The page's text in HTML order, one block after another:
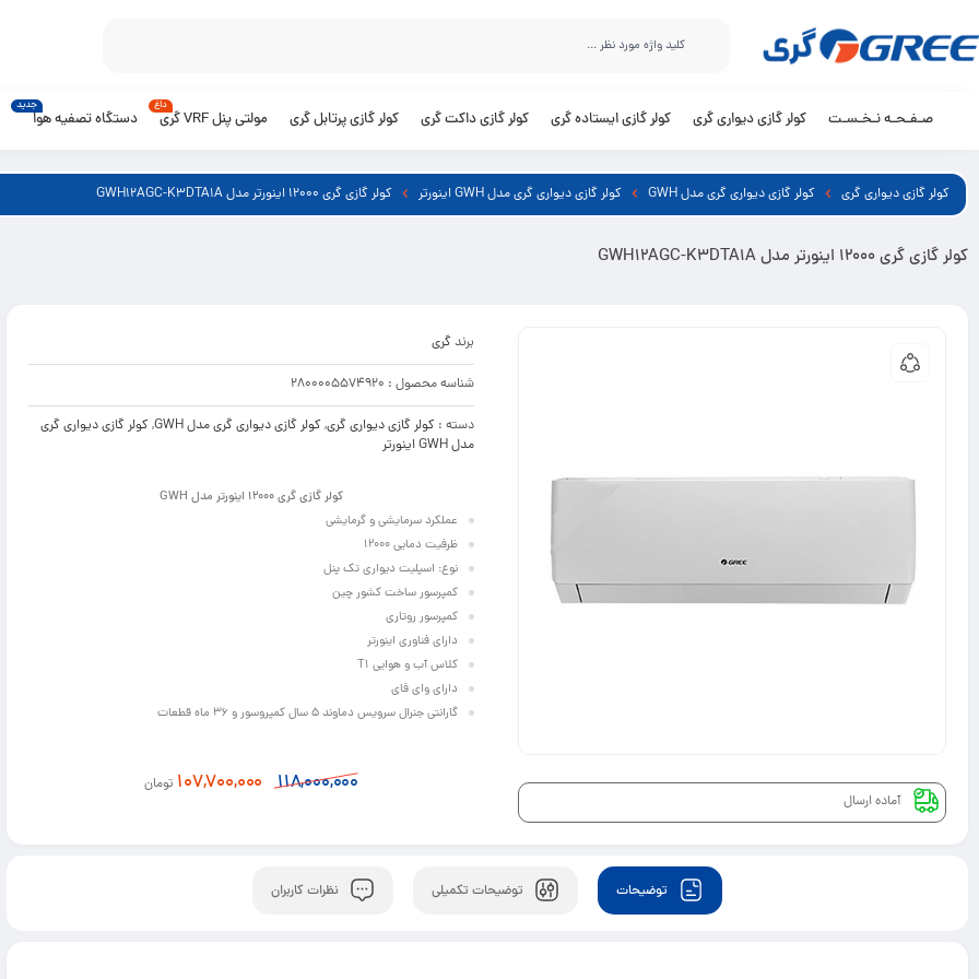
صـفـحـه نـخـسـت کولر گازی دیواری گری کولر گازی ایستاده گری کولر گازی داکت گری کولر گازی پرتابل گری مولتی پنل VRF گری
داغ
دستگاه تصفیه هوا
جدید
کولر گازی دیواری گری کولر گازی دیواری گری مدل GWH کولر گازی دیواری گری مدل GWH اینورتر کولر گازی گری 12000 اینورتر مدل GWH12AGC-K3DTA1A
کولر گازی گری 12000 اینورتر مدل GWH12AGC-K3DTA1A
آماده ارسال
برندگری
شناسه محصول : 2800005574920
دسته : کولر گازی دیواری گری,کولر گازی دیواری گری مدل GWH ,کولر گازی دیواری گری
مدل GWH اینورتر
کولر گازی گری 12000 اینورتر مدل GWH
عملکرد سرمایشی و گرمایشی
ظرفیت دمایی 12000
نوع: اسپلیت دیواری تک پنل
کمپرسور ساخت کشور چین
کمپرسور روتاری
دارای فناوری اینورتر
کلاس آب و هوایی T1
دارای وای فای
گارانتی جنرال سرویس دماوند 5 سال کمپروسور و 36 ماه قطعات
118,000,000
107,700,000 تومان
توضیحات توضیحات تکمیلی نظرات کاربران